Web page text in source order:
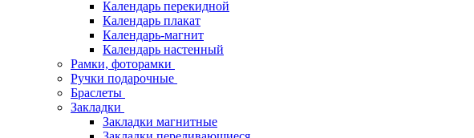
Календарь перекидной
Календарь плакат
Календарь-магнит
Календарь настенный
Рамки, фоторамки
Ручки подарочные
Браслеты
Закладки
Закладки магнитные